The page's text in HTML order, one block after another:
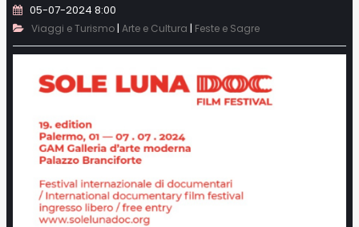
05-07-2024 8:00
Viaggi e Turismo| Arte e Cultura | Feste e Sagre